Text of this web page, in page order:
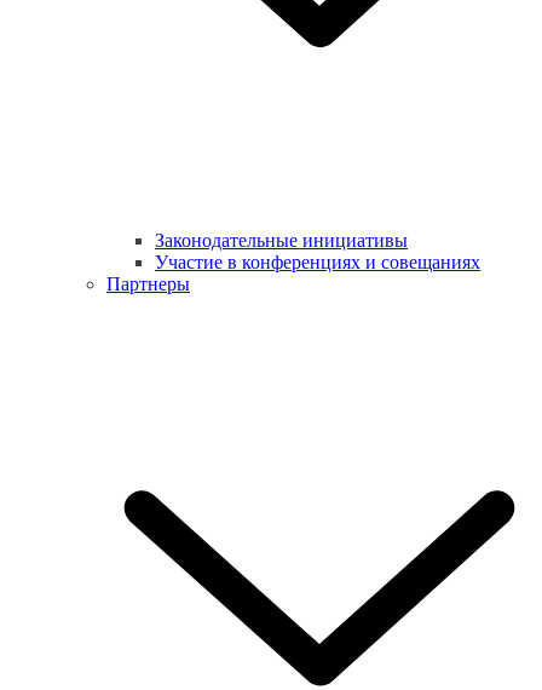
Законодательные инициативы
Участие в конференциях и совещаниях
Партнеры